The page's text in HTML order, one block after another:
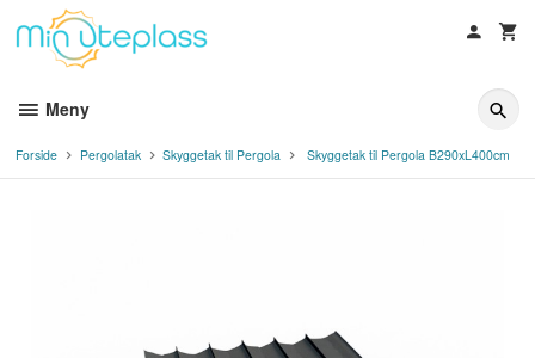
innholdet
Meny
Forside Pergolatak Skyggetak til Pergola Skyggetak til Pergola B290xL400cm